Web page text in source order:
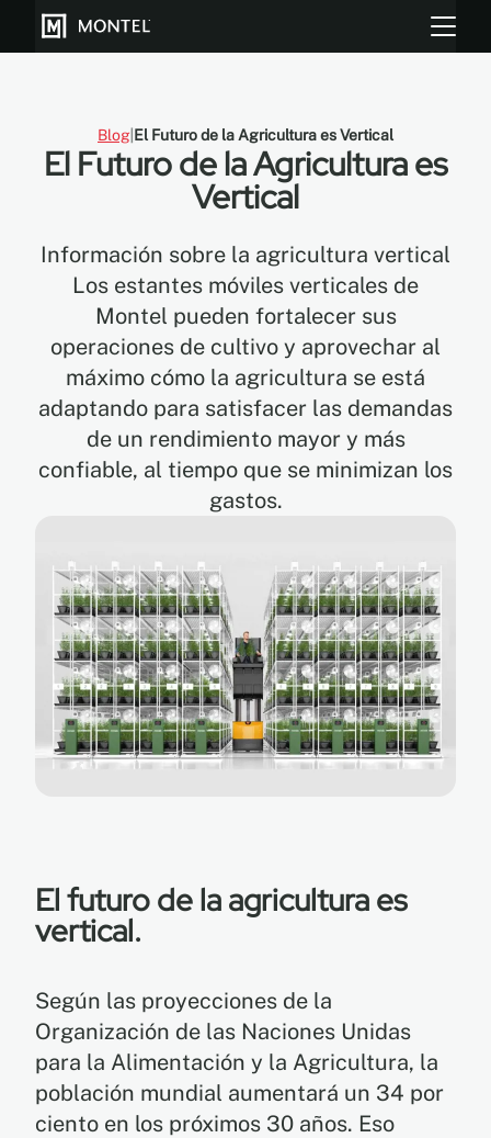
Almacenar más
Sobre Nosotros
Centro de Recursos
Galeria
Blog El Futuro de la Agricultura es Vertical
El Futuro de la Agricultura es
Vertical
Información sobre la agricultura vertical
Los estantes móviles verticales de
Montel pueden fortalecer sus
operaciones de cultivo y aprovechar al
máximo cómo la agricultura se está
adaptando para satisfacer las demandas
de un rendimiento mayor y más
confiable, al tiempo que se minimizan los
gastos.
El futuro de la agricultura es
vertical.
Según las proyecciones de la
Organización de las Naciones Unidas
para la Alimentación y la Agricultura, la
población mundial aumentará un 34 por
ciento en los próximos 30 años. Eso